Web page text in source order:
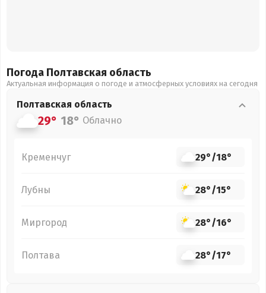
Погода Полтавская область
Актуальная информация о погоде и атмосферных условиях на сегодня
Полтавская область
29° 18° Облачно
Кременчуг 29°/18°
Лубны 28°/15°
Миргород 28°/16°
Полтава 28°/17°